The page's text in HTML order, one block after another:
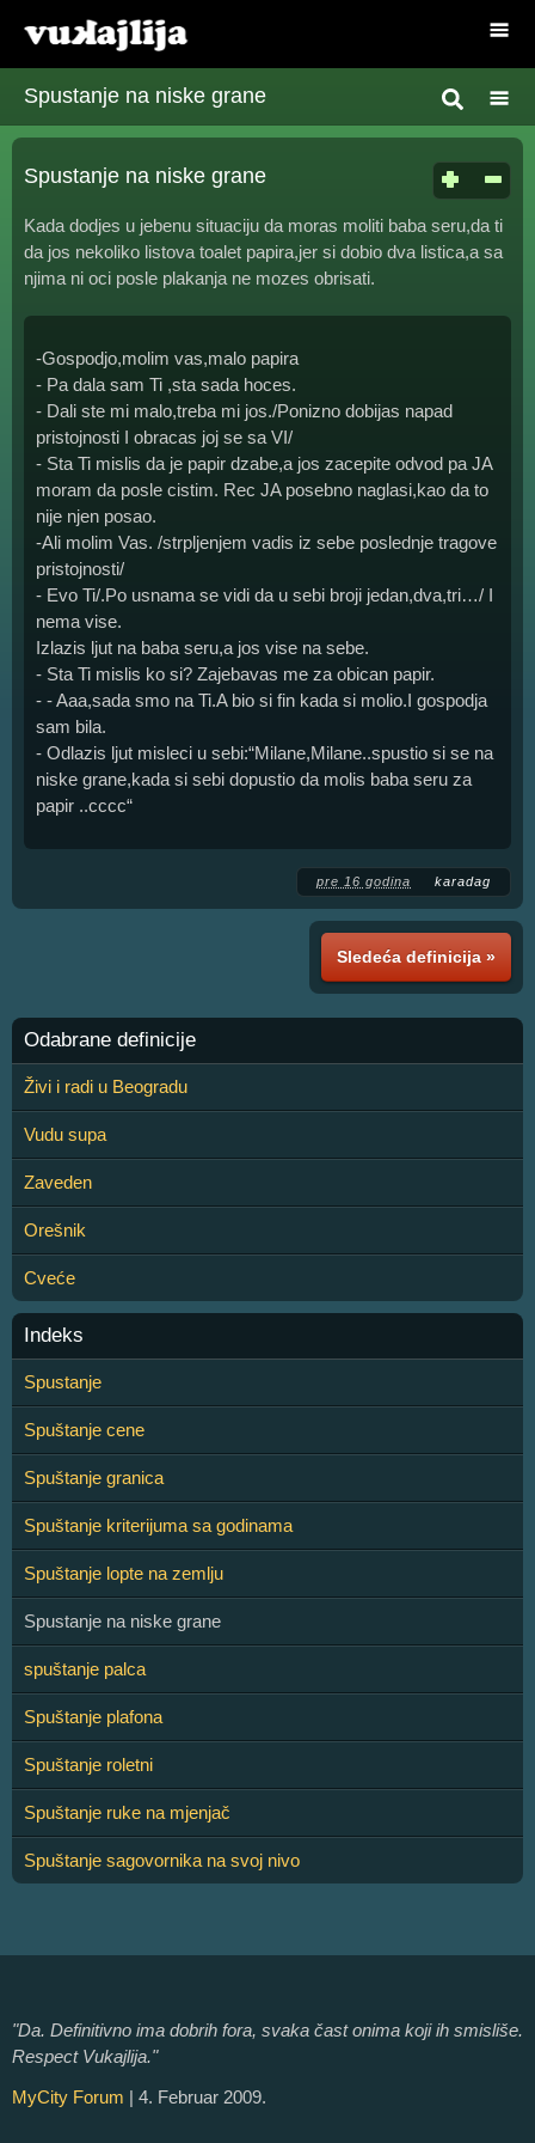
Spustanje na niske grane
Spustanje na niske grane
Kada dodjes u jebenu situaciju da moras moliti baba seru,da ti
da jos nekoliko listova toalet papira,jer si dobio dva listica,a sa
njima ni oci posle plakanja ne mozes obrisati.
-Gospodjo,molim vas,malo papira
- Pa dala sam Ti ,sta sada hoces.
- Dali ste mi malo,treba mi jos./Ponizno dobijas napad
pristojnosti I obracas joj se sa VI/
- Sta Ti mislis da je papir dzabe,a jos zacepite odvod pa JA
moram da posle cistim. Rec JA posebno naglasi,kao da to
nije njen posao.
-Ali molim Vas. /strpljenjem vadis iz sebe poslednje tragove
pristojnosti/
- Evo Ti/.Po usnama se vidi da u sebi broji jedan,dva,tri…/ I
nema vise.
Izlazis ljut na baba seru,a jos vise na sebe.
- Sta Ti mislis ko si? Zajebavas me za obican papir.
- - Aaa,sada smo na Ti.A bio si fin kada si molio.I gospodja
sam bila.
- Odlazis ljut misleci u sebi:“Milane,Milane..spustio si se na
niske grane,kada si sebi dopustio da molis baba seru za
papir ..cccc“
pre 16 godina karadag
Sledeća definicija »
Odabrane definicije
Živi i radi u Beogradu
Vudu supa
Zaveden
Orešnik
Cveće
Indeks
Spustanje
Spuštanje cene
Spuštanje granica
Spuštanje kriterijuma sa godinama
Spuštanje lopte na zemlju
Spustanje na niske grane
spuštanje palca
Spuštanje plafona
Spuštanje roletni
Spuštanje ruke na mjenjač
Spuštanje sagovornika na svoj nivo
"Da. Definitivno ima dobrih fora, svaka čast onima koji ih smisliše.
Respect Vukajlija."
MyCity Forum | 4. Februar 2009.